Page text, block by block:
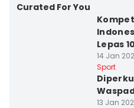
Curated For You
Lepas
14 Jan
Sport
13 Jan